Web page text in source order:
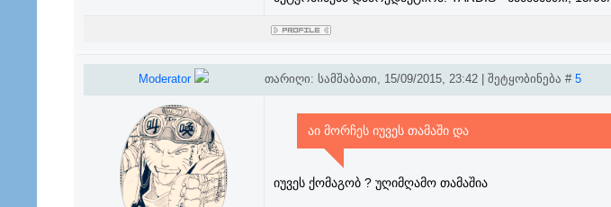
Moderator თარიღი: სამშაბათი, 15/09/2015, 23:42 | შეტყობინება # 5
აი მორჩეს იუვეს თამაში და
იუვეს ქომაგობ ? უღიმღამო თამაშია